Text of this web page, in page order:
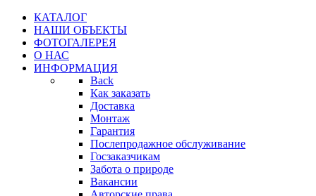
КАТАЛОГ
НАШИ ОБЪЕКТЫ
ФОТОГАЛЕРЕЯ
О НАС
ИНФОРМАЦИЯ
Back
Как заказать
Доставка
Монтаж
Гарантия
Послепродажное обслуживание
Госзаказчикам
Забота о природе
Вакансии